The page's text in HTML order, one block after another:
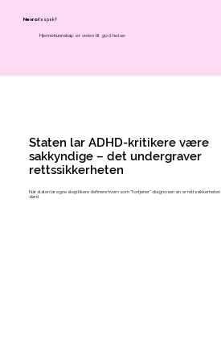
NevroRespekt
Hjernekunnskap er veien til god helse
Staten lar ADHD-kritikere være
sakkyndige – det undergraver
rettssikkerheten
Når staten lar egne skeptikere definere hvem som "fortjener" diagnosen sin, er rettssikkerheten
død.